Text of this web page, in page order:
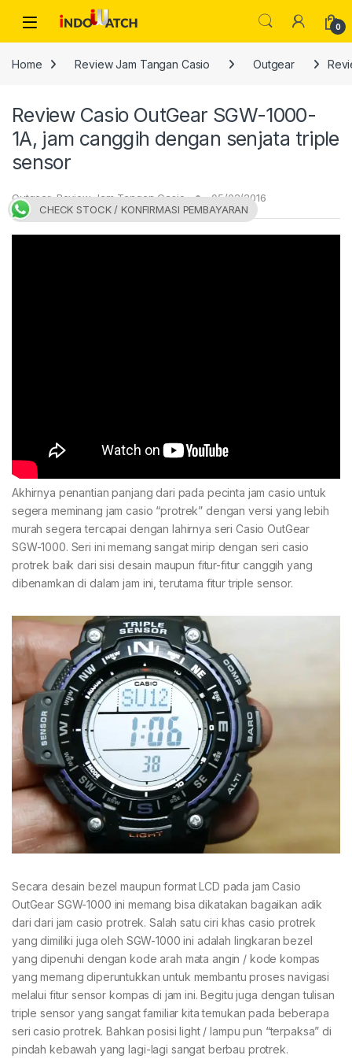
Open 0
Home Review Jam Tangan Casio Outgear
Review Casio OutGear SGW-1000-
1A, jam canggih dengan senjata triple
sensor
Outgear,Review Jam Tangan Casio 05/02/2016
Akhirnya penantian panjang dari pada pecinta jam casio untuk
segera meminang jam casio “protrek” dengan versi yang lebih
murah segera tercapai dengan lahirnya seri Casio OutGear
SGW-1000. Seri ini memang sangat mirip dengan seri casio
protrek baik dari sisi desain maupun fitur-fitur canggih yang
dibenamkan di dalam jam ini, terutama fitur triple sensor.
Secara desain bezel maupun format LCD pada jam Casio
OutGear SGW-1000 ini memang bisa dikatakan bagaikan adik
dari dari jam casio protrek. Salah satu ciri khas casio protrek
yang dimiliki juga oleh SGW-1000 ini adalah lingkaran bezel
yang dipenuhi dengan kode arah mata angin / kode kompas
yang memang diperuntukkan untuk membantu proses navigasi
melalui fitur sensor kompas di jam ini. Begitu juga dengan tulisan
triple sensor yang sangat familiar kita temukan pada beberapa
seri casio protrek. Bahkan posisi light / lampu pun “terpaksa” di
pindah kebawah yang lagi-lagi sangat berbau protrek.
CHECK STOCK / KONFIRMASI PEMBAYARAN